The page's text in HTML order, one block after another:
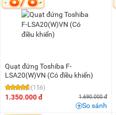
200K - 500K (22)
500K - 1 triệu
(109)
2 triệu - 3 triệu (39)
3 triệu - 5 triệu
Quạt đứng Toshiba F-
LSA20(W)VN (Có điều khiển)
(156)
1.350.000 đ 1.690.000 đ
So sánh